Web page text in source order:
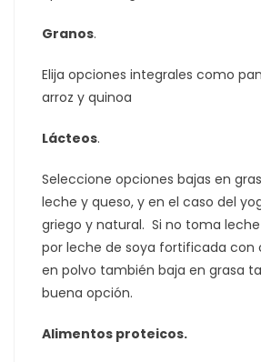
Granos.
Elija opciones integrales como
arroz y quinoa
Lácteos.
Seleccione opciones bajas en
leche y queso, y en el caso del
griego y natural. Si no toma
por leche de soya fortificada con
en polvo también baja en grasa
buena opción.
Alimentos proteicos.